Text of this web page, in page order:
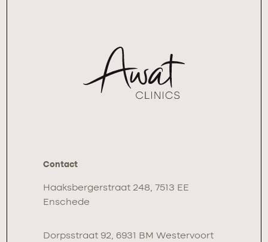
Contact
Haaksbergerstraat 248, 7513 EE
Enschede
Dorpsstraat 92, 6931 BM Westervoort